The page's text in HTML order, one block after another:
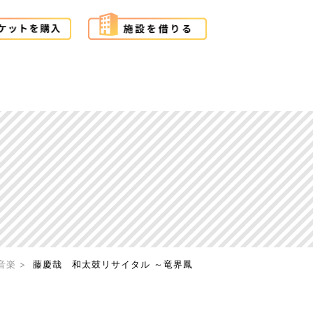
楽 藤慶哉 和太鼓リサイタル ～竜界鳳